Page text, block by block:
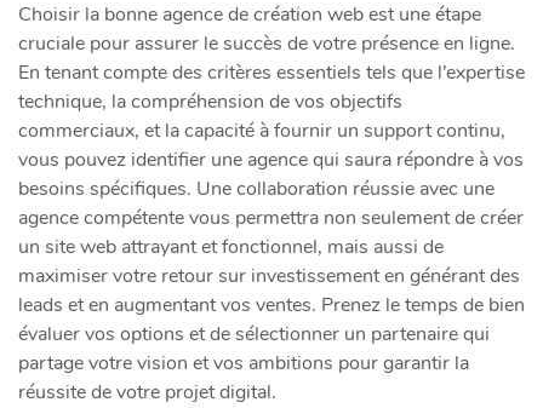
Choisir la bonne agence de création web est une étape
cruciale pour assurer le succès de votre présence en ligne.
En tenant compte des critères essentiels tels que l’expertise
technique, la compréhension de vos objectifs
commerciaux, et la capacité à fournir un support continu,
vous pouvez identifier une agence qui saura répondre à vos
besoins spécifiques. Une collaboration réussie avec une
agence compétente vous permettra non seulement de créer
un site web attrayant et fonctionnel, mais aussi de
maximiser votre retour sur investissement en générant des
leads et en augmentant vos ventes. Prenez le temps de bien
évaluer vos options et de sélectionner un partenaire qui
partage votre vision et vos ambitions pour garantir la
réussite de votre projet digital.